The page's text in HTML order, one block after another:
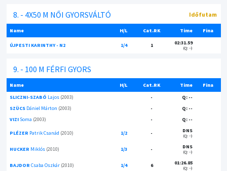
8. - 4X50 M NŐI GYORSVÁLTÓ Időfutam
Name H/L Cat.RK Time Fina
ÚJPESTI KARINTHY - N2 1/4 1 02:31.59
(Q: --)
9. - 100 M FÉRFI GYORS
Name H/L Cat.RK Time
Fina
SLICZNI-SZABÓ Lajos (2003) -
Q: --
SZÜCSDániel Márton (2003) -
Q: --
VIZISoma (2003) - Q: --
PLÉZER Patrik Csanád (2010) 1/2 - DNS
(Q: --)
HUCKER Miklós (2010) 1/3 - DNS
(Q: --)
BAJDOR Csaba Oszkár(2010) 1/4 6 01:26.85
(Q: --)